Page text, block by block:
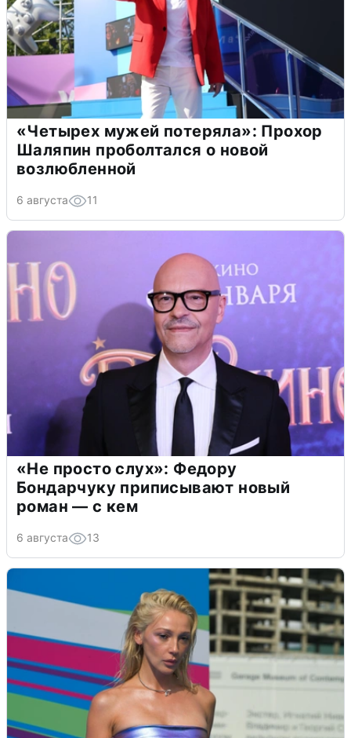
«Четырех мужей потеряла»: Прохор
Шаляпин проболтался о новой
возлюбленной
6 августа 11
«Не просто слух»: Федору
Бондарчуку приписывают новый
роман — с кем
6 августа 13